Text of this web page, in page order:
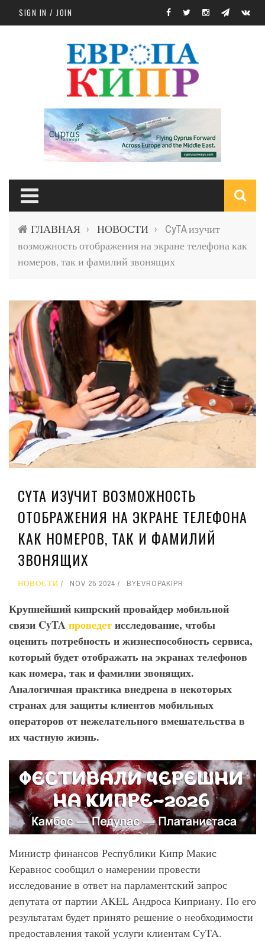
Skip to main content
SIGN IN / JOIN
ГЛАВНАЯ › НОВОСТИ ›
CyTA изучит
возможность отображения на экране телефона как
номеров, так и фамилий звонящих
CYTA ИЗУЧИТ ВОЗМОЖНОСТЬ
ОТОБРАЖЕНИЯ НА ЭКРАНЕ ТЕЛЕФОНА
КАК НОМЕРОВ, ТАК И ФАМИЛИЙ
ЗВОНЯЩИХ
НОВОСТИ NOV 25 2024 BYEVROPAKIPR
Крупнейший кипрский провайдер мобильной
связи CyTAпроведетисследование, чтобы
оценить потребность и жизнеспособность сервиса,
который будет отображать на экранах телефонов
как номера, так и фамилии звонящих.
Аналогичная практика внедрена в некоторых
странах для защиты клиентов мобильных
операторов от нежелательного вмешательства в
их частную жизнь.
Министр финансов Республики Кипр Макис
Керавнос сообщил о намерении провести
исследование в ответ на парламентский запрос
депутата от партии AKEL Андроса Киприану. По его
результатам будет принято решение о необходимости
предоставления такой услуги клиентам CyTA.